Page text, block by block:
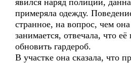
явился наряд полиции,
примеряла одежду.
странное, на вопрос, чем она
занимается, отвечала, что её
обновить гардероб.
В участке она сказала, что